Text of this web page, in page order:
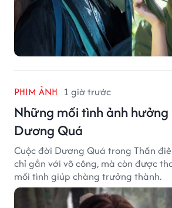
PHIM ẢNH 1 giờ trước
Những mối tình ảnh
Dương Quá
Cuộc đời Dương Quá trong Thần
chỉ gắn với võ công, mà còn được
mối tình giúp chàng trưởng thành.